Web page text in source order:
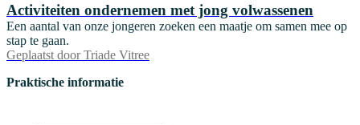
Activiteiten ondernemen met jong volwassenen
Een aantal van onze jongeren zoeken een maatje om samen mee op
stap te gaan.
Geplaatst door Triade Vitree
Praktische informatie